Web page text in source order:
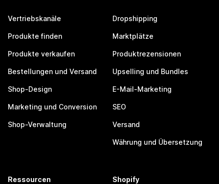
Vertriebskanäle
Produkte finden
Produkte verkaufen
Bestellungen und Versand
Shop-Design
Marketing und Conversion
Shop-Verwaltung
Dropshipping
Marktplätze
Produktrezensionen
Upselling und Bundles
E-Mail-Marketing
SEO
Versand
Währung und Übersetzung
Ressourcen Shopify